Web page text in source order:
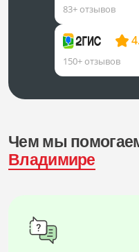
83+ отзывов
150+ отзывов
Чем мы
Владимире